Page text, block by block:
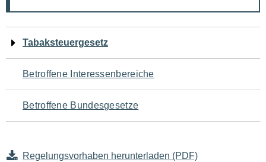
Navigation
für
den
Seiteninhalt
Tabaksteuergesetz
Betroffene Interessenbereiche
Betroffene Bundesgesetze
Regelungsvorhaben herunterladen (PDF)